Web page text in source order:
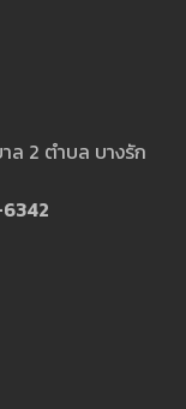
ล 2 ตำบล บางรัก